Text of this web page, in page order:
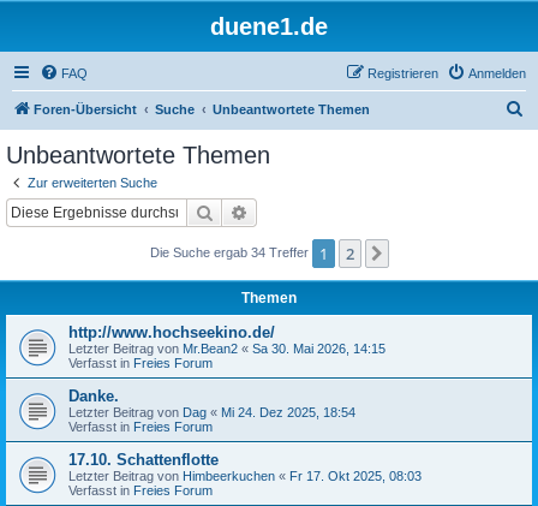
duene1.de
FAQ Anmelden
Registrieren
Foren-Übersicht Suche Unbeantwortete Themen
Unbeantwortete Themen
Zur erweiterten Suche
Suche
Die Suche ergab 34 Treffer 1 2
Themen
http://www.hochseekino.de/
Letzter Beitrag von Mr.Bean2 « Sa 30. Mai 2026, 14:15
Verfasst in Freies Forum
Danke.
Letzter Beitrag von Dag « Mi 24. Dez 2025, 18:54
Verfasst in Freies Forum
17.10. Schattenflotte
Letzter Beitrag von Himbeerkuchen « Fr 17. Okt 2025, 08:03
Verfasst in Freies Forum